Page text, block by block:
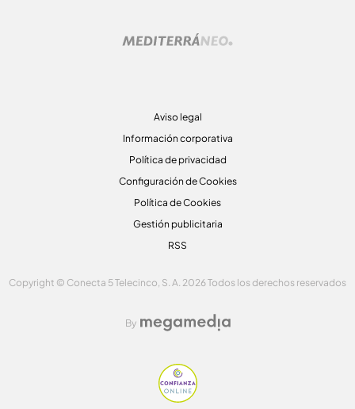
Aviso legal
Información corporativa
Política de privacidad
Configuración de Cookies
Política de Cookies
Gestión publicitaria
RSS
Copyright © Conecta 5 Telecinco, S. A. 2026 Todos los derechos reservados
By